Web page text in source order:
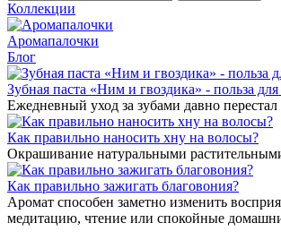
Коллекции
Аромапалочки
Блог
Зубная паста «Ним и гвоздика» - польза для
Ежедневный уход за зубами давно
Как правильно наносить хну на волосы?
Окрашивание натуральными
Как правильно зажигать благовония?
Аромат способен заметно изменить
медитацию, чтение или спокойные